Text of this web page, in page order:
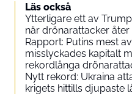
Läs också
Ytterligare ett av
när drönarattacker
Rapport: Putins mest
misslyckades kapitalt
rekordlånga
Nytt rekord: Ukraina
krigets hittills djupaste